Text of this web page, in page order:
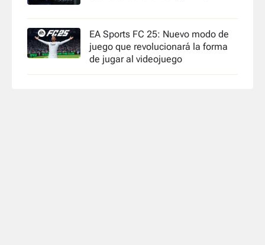
EA Sports FC 25: Nuevo modo de
juego que revolucionará la forma
de jugar al videojuego